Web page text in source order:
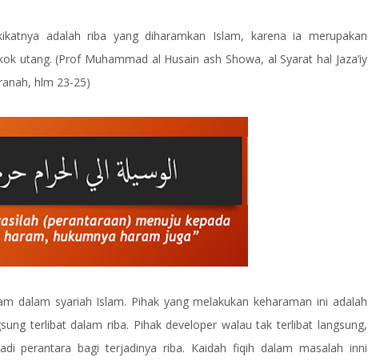
adalah riba yang diharamkan Islam, karena ia merupakan
utang. (Prof Muhammad al Husain ash Showa, al Syarat hal Jaza’iy
hlm 23-25)
dalam syariah Islam. Pihak yang melakukan keharaman ini adalah
terlibat dalam riba. Pihak developer walau tak terlibat langsung,
perantara bagi terjadinya riba. Kaidah fiqih dalam masalah inni